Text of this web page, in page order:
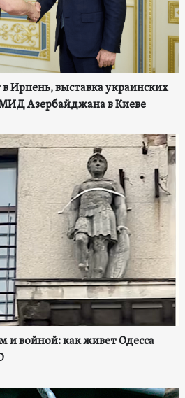
Ирпень, выставка украинских
Азербайджана в Киеве
и войной: как живет Одесса